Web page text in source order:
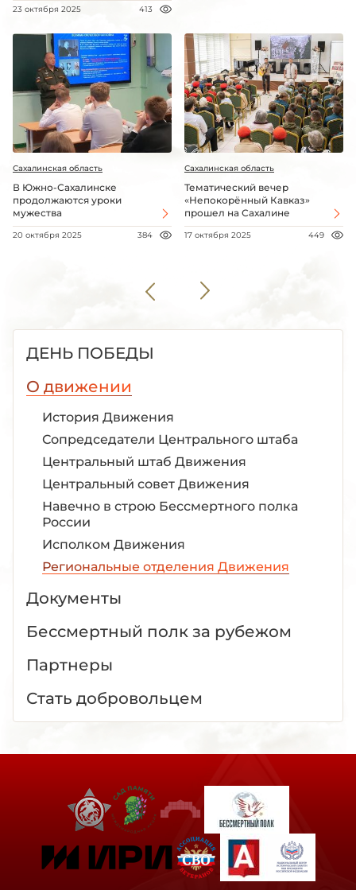
23 октября 2025 413
Сахалинская область
В Южно-Сахалинске
продолжаются уроки
мужества
20 октября 2025 384
Сахалинская область
Тематический вечер
«Непокорённый Кавказ»
прошел на Сахалине
17 октября 2025 449
ДЕНЬ ПОБЕДЫ
О движении
История Движения
Сопредседатели Центрального штаба
Центральный штаб Движения
Центральный совет Движения
Навечно в строю Бессмертного полка
России
Исполком Движения
Региональные отделения Движения
Документы
Бессмертный полк за рубежом
Партнеры
Стать добровольцем